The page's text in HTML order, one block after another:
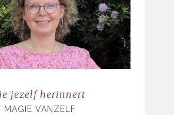
jezelf herinnert
MAGIE VANZELF